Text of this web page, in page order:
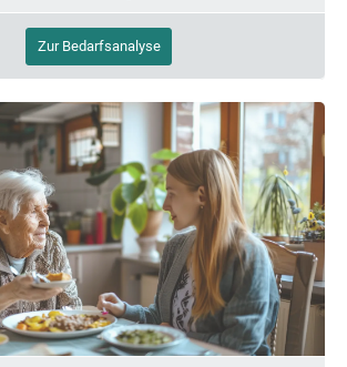
Zur Bedarfsanalyse